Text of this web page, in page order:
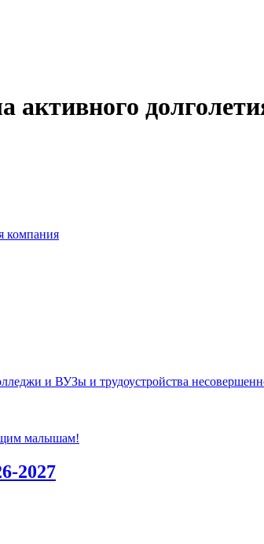
активного
компания
и ВУЗы и трудоустройства
малышам!
2027